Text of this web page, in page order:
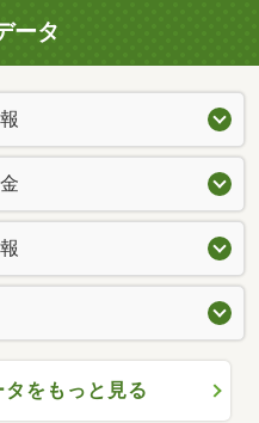
ータ
をもっと見る